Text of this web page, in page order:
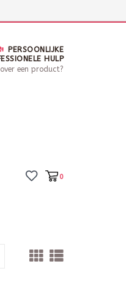
PERSOONLIJKE
HULP
een product?
0